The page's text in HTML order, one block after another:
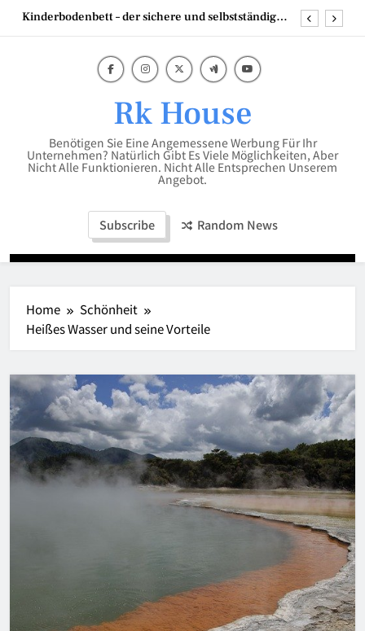
SkipKinderbodenbett – der sichere und selbstständige
Scheren Stehtisch in 110 cm hoch – die perfekte
Lösung für flexible Events
Die besten Strategien mit Backlinks Pakete für
Kinderbodenbett – der sichere und selbstständige
Start ins Schlafabenteuer
Rk House
Benötigen Sie Eine Angemessene Werbung Für Ihr
Unternehmen? Natürlich Gibt Es Viele Möglichkeiten, Aber
Nicht Alle Funktionieren. Nicht Alle Entsprechen Unserem
Angebot.
Subscribe Random News
Home
Schönheit
Heißes Wasser und seine Vorteile